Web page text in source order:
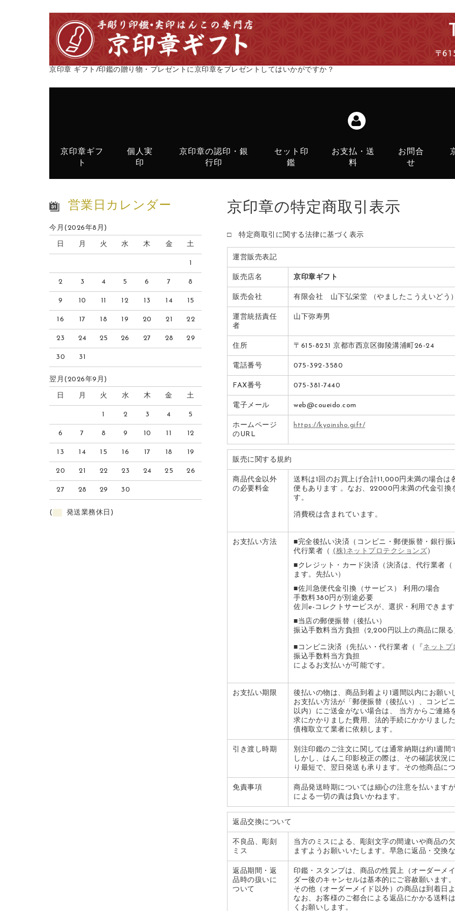
京印章 ギフト/印鑑の贈り物・プレゼントに京印章をプレゼントしてはいかがですか？
京印章ギフ
ト
個人実
印
京印章の認印・銀
行印
セット印
鑑
お支払・送
料
お問合
せ
京印章の特定商取引表示
□ 特定商取引に関する法律に基づく表示
運営販売表記
販売店名 京印章ギフト
販売会社 有限会社 山下弘栄堂 （やましたこうえいどう
運営統括責任
者
山下弥寿男
住所 〒615-8231 京都市西京区御陵溝浦町26-24
電話番号 075-392-3580
FAX番号 075-381-7440
電子メール web@coueido.com
ホームページ
のURL
https://kyoinsho.gift/
販売に関する規約
商品代金以外
の必要料金
送料は1回のお買上げ合計11,000円未満の場合
便もあります 。なお、22000円未満の代金引
す。
消費税は含まれています。
お支払い方法 ■完全後払い決済 （コンビニ・郵便振替・銀行振
代行業者（ (株)ネットプロテクションズ ）
■クレジット・カード決済（決済は、代行業者（
ます。先払い）
■佐川急便代金引換（サービス） 利用の場合
手数料380円が別途必要
佐川e-コレクトサービスが、選択・利用できま
■当店の郵便振替（後払い）
振込手数料当方負担（2,200円以上の商品に限る
■コンビニ決済（先払い・代行業者（『 ネットプ
振込手数料当方負担
によるお支払いが可能です。
お支払い期限 後払いの物は、 商品到着より1週間以内にお願い
お支払い方法が「郵便振替（後払い）、コンビ
以内 ）にご送金がない場合は、 当方から ご連絡
求にかかりました費用、法的手続にかかりまし
債権取立て業者に依頼します。
引き渡し時期
別注印鑑のご注文に関しては通常納期は約1週間
しかし、 はんこ印影校正 の際は、その確認状況
り最短で、翌日発送も承ります。その他商品に
免責事項
商品発送時期については細心の注意を払います
による一切の責は負いかねます。
返品交換について
不良品、彫刻
ミス
当方のミスによる、彫刻文字の間違いや商品の
ますようお願いいたします。早急に返品・交換
返品期間・返
品時の扱いに
ついて
印鑑・スタンプは、商品の性質上（オーダーメ
ダー後のキャンセルは基本的にご容赦願います。
その他（オーダーメイド以外）の商品は到着日
なお、お客様のご都合による返品にかかる送料
くお願いします。
営業日カレンダー
今月(2026年8月)
日 月 火 水 木 金 土
1
2 3 4 5 6 7 8
9 10 11 12 13 14 15
16 17 18 19 20 21 22
23 24 25 26 27 28 29
30 31
翌月(2026年9月)
日 月 火 水 木 金 土
1 2 3 4 5
6 7 8 9 10 11 12
13 14 15 16 17 18 19
20 21 22 23 24 25 26
27 28 29 30
( 発送業務休日)